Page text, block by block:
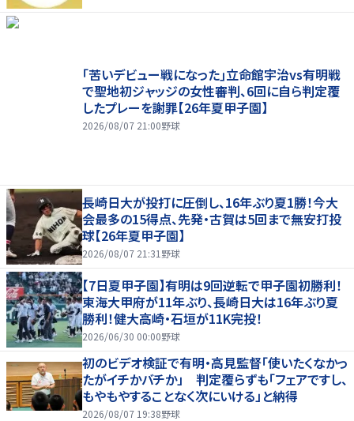
｢苦いデビュー戦になった｣立命館宇治vs有明戦
で聖地初ジャッジの女性審判、6回に自ら判定覆
したプレーを謝罪【26年夏甲子園】
2026/08/07 21:00野球
長崎日大が投打に圧倒し、16年ぶり夏1勝！今大
会最多の15得点、先発・古賀は5回まで無安打投
球【26年夏甲子園】
2026/08/07 21:31 野球
【7日夏甲子園】有明は9回逆転で甲子園初勝利！
東海大甲府が11年ぶり、長崎日大は16年ぶり夏
勝利！健大高崎・石垣が11K完投！
2026/06/30 00:00野球
初のビデオ検証で有明・高見監督「使いたくなかっ
たがイチかバチか」 判定覆らずも「フェアですし、
もやもやすることなく次にいける」と納得
2026/08/07 19:38野球